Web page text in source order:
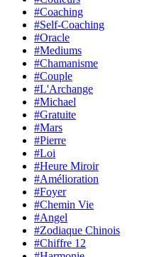
#Coaching
#Self-Coaching
#Oracle
#Mediums
#Chamanisme
#Couple
#L'Archange
#Michael
#Gratuite
#Mars
#Pierre
#Loi
#Heure Miroir
#Amélioration
#Foyer
#Chemin Vie
#Angel
#Zodiaque Chinois
#Chiffre 12